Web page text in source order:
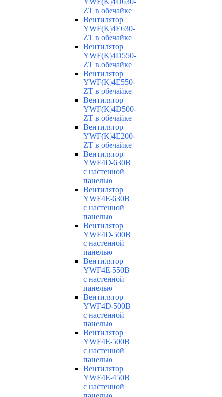
YWF(K)4D630-
ZT в обечайке
Вентилятор
YWF(K)4E630-
ZT в обечайке
Вентилятор
YWF(K)4D550-
ZT в обечайке
Вентилятор
YWF(K)4E550-
ZT в обечайке
Вентилятор
YWF(K)4D500-
ZT в обечайке
Вентилятор
YWF(K)4E200-
ZT в обечайке
Вентилятор
YWF4D-630B
с настенной
панелью
Вентилятор
YWF4E-630B
с настенной
панелью
Вентилятор
YWF4D-500B
с настенной
панелью
Вентилятор
YWF4E-550B
с настенной
панелью
Вентилятор
YWF4D-500B
с настенной
панелью
Вентилятор
YWF4E-500B
с настенной
панелью
Вентилятор
YWF4E-450B
с настенной